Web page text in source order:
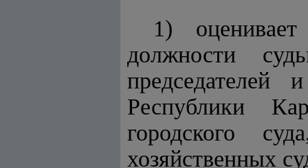
1)
должности
председателей
Республики
городского
хозяйственных